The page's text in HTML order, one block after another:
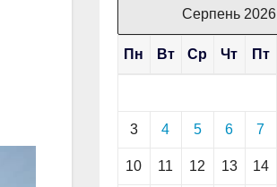
Серпень 2026
Пн Вт Ср Чт Пт
3 4 5 6 7
10 11 12 13 14